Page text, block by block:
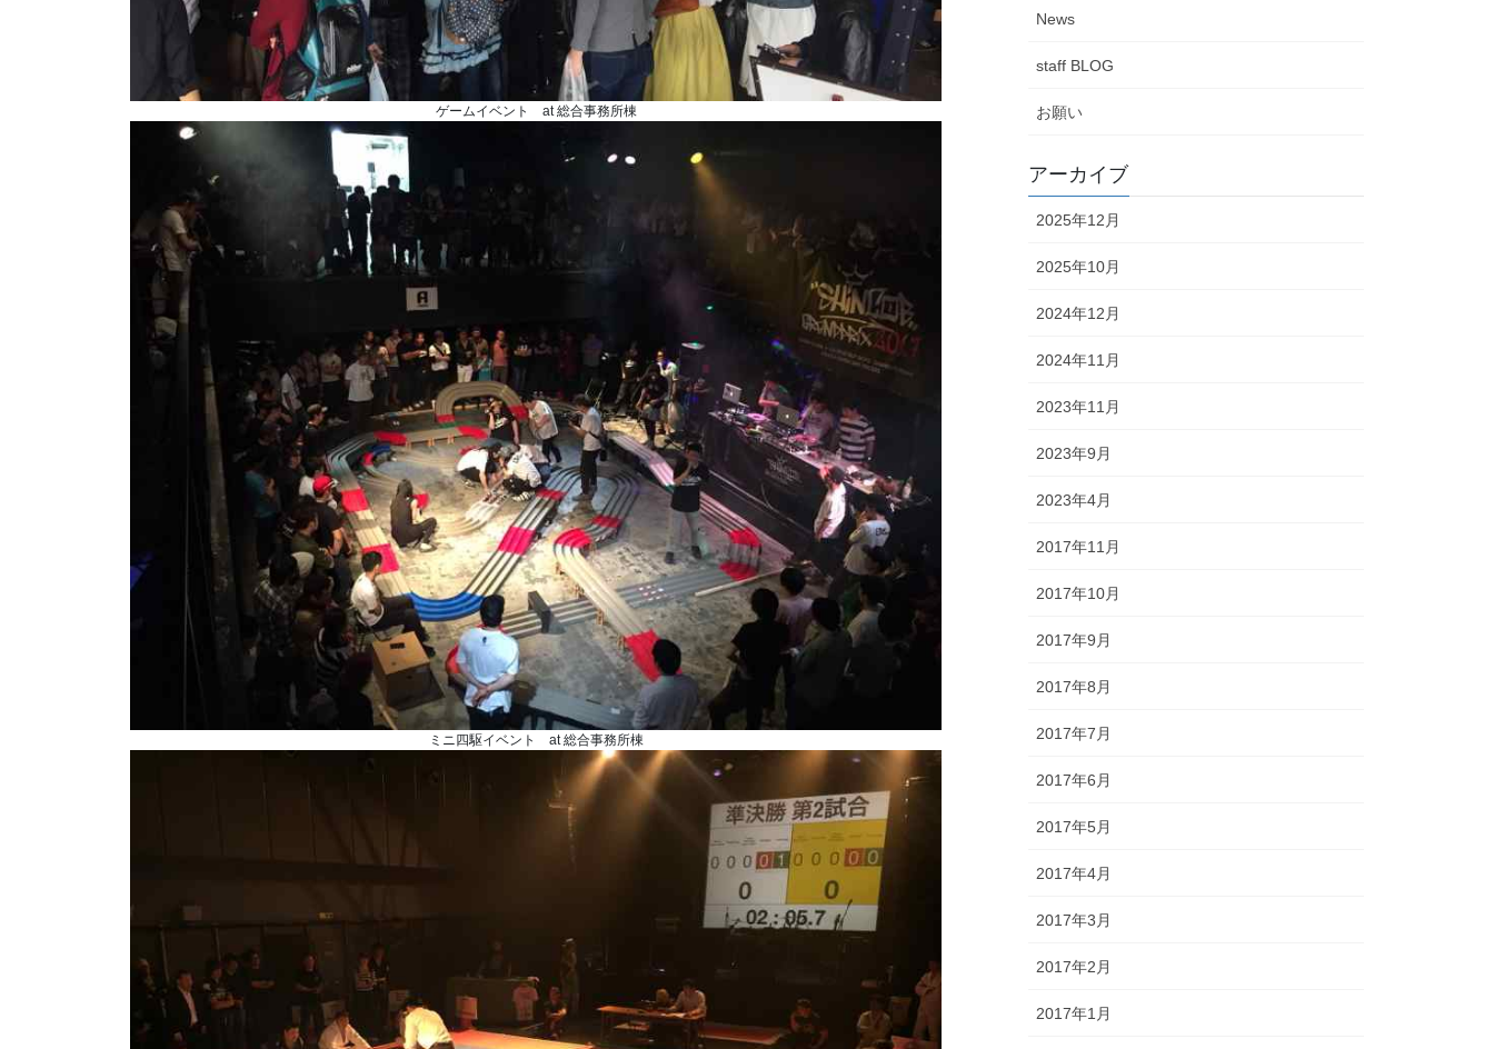
ゲームイベント at 総合事務所棟
ミニ四駆イベント at 総合事務所棟
News
staff BLOG
お願い
アーカイブ
2025年12月
2025年10月
2024年12月
2024年11月
2023年11月
2023年9月
2023年4月
2017年11月
2017年10月
2017年9月
2017年8月
2017年7月
2017年6月
2017年5月
2017年4月
2017年3月
2017年2月
2017年1月